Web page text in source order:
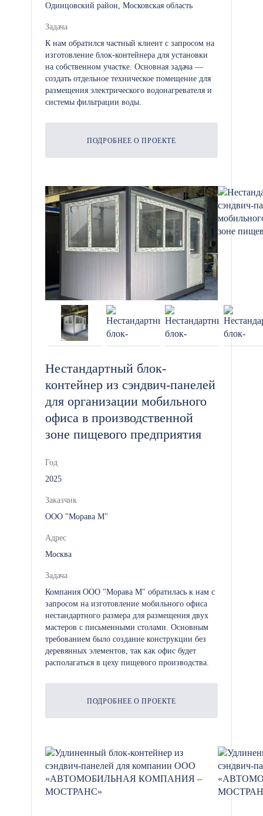
Одинцовский район, Московская область
Задача
К нам обратился частный клиент с запросом на
изготовление блок-контейнера для установки
на собственном участке. Основная задача —
создать отдельное техническое помещение для
размещения электрического водонагревателя и
системы фильтрации воды.
ПОДРОБНЕЕ О ПРОЕКТЕ
Нестандартный блок-
контейнер из сэндвич-панелей
для организации мобильного
офиса в производственной
зоне пищевого предприятия
Год
2025
Заказчик
ООО "Морава М"
Адрес
Москва
Задача
Компания ООО "Морава М" обратилась к нам с
запросом на изготовление мобильного офиса
нестандартного размера для размещения двух
мастеров с письменными столами. Основным
требованием было создание конструкции без
деревянных элементов, так как офис будет
располагаться в цеху пищевого производства.
ПОДРОБНЕЕ О ПРОЕКТЕ